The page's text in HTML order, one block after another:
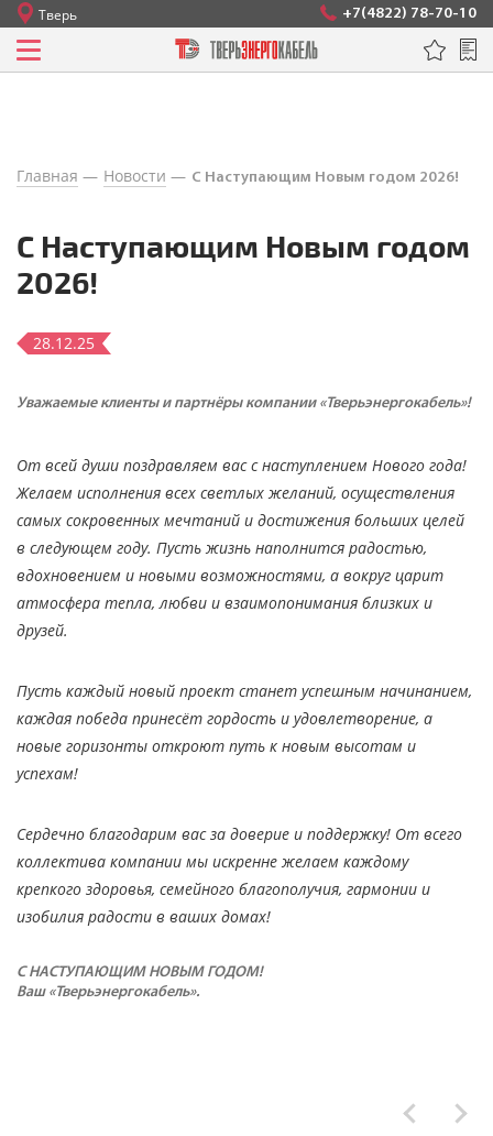
Кабели силовые с пластмассовой изоляцией на
напряжение до 3 КВ
Кабели силовые, не распространяющие горение, с
низким дымо- и газовыделением
Кабели силовые, не распространяющие горение, с
не содержащих галогенов
Кабели силовые с пластмассовой изоляцией в
холодостойком исполнении на напряжение до 1 КВ
Кабели силовые с изоляцией из сшитого
полиэтилена на напряжение до 20 КВ
Кабели контрольные
Провода самонесущие изолированные и
защищенные для воздушных линий
электропередачи
Главная Новости С Наступающим Новым годом 2026!
С Наступающим Новым годом
2026!
28.12.25
Уважаемые клиенты и партнёры компании «Тверьэнергокабель»!
От всей души поздравляем вас с наступлением Нового года!
Желаем исполнения всех светлых желаний, осуществления
самых сокровенных мечтаний и достижения больших целей
в следующем году. Пусть жизнь наполнится радостью,
вдохновением и новыми возможностями, а вокруг царит
атмосфера тепла, любви и взаимопонимания близких и
друзей.
Пусть каждый новый проект станет успешным начинанием,
каждая победа принесёт гордость и удовлетворение, а
новые горизонты откроют путь к новым высотам и
успехам!
Сердечно благодарим вас за доверие и поддержку! От всего
коллектива компании мы искренне желаем каждому
крепкого здоровья, семейного благополучия, гармонии и
изобилия радости в ваших домах!
C НАСТУПАЮЩИМ НОВЫМ ГОДОМ!
Ваш «Тверьэнергокабель».
Тверь +7(4822) 78-70-10